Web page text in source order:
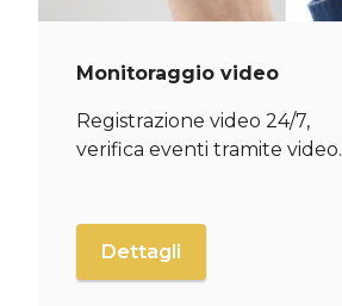
Monitoraggio video
Registrazione video 24/7,
verifica eventi tramite video.
Dettagli